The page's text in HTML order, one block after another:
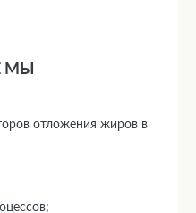
МЫ
отложения жиров в